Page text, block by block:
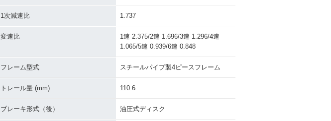
1次減速比 1.737
変速比
1速 2.375/2速 1.696/3速 1.296/4速
1.065/5速 0.939/6速 0.848
フレーム型式 スチールパイプ製4ピースフレーム
トレール量 (mm) 110.6
ブレーキ形式（後） 油圧式ディスク